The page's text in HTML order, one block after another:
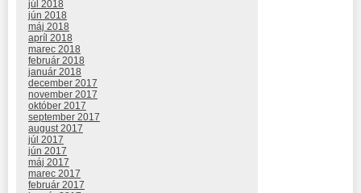
júl 2018
jún 2018
máj 2018
apríl 2018
marec 2018
február 2018
január 2018
december 2017
november 2017
október 2017
september 2017
august 2017
júl 2017
jún 2017
máj 2017
marec 2017
február 2017